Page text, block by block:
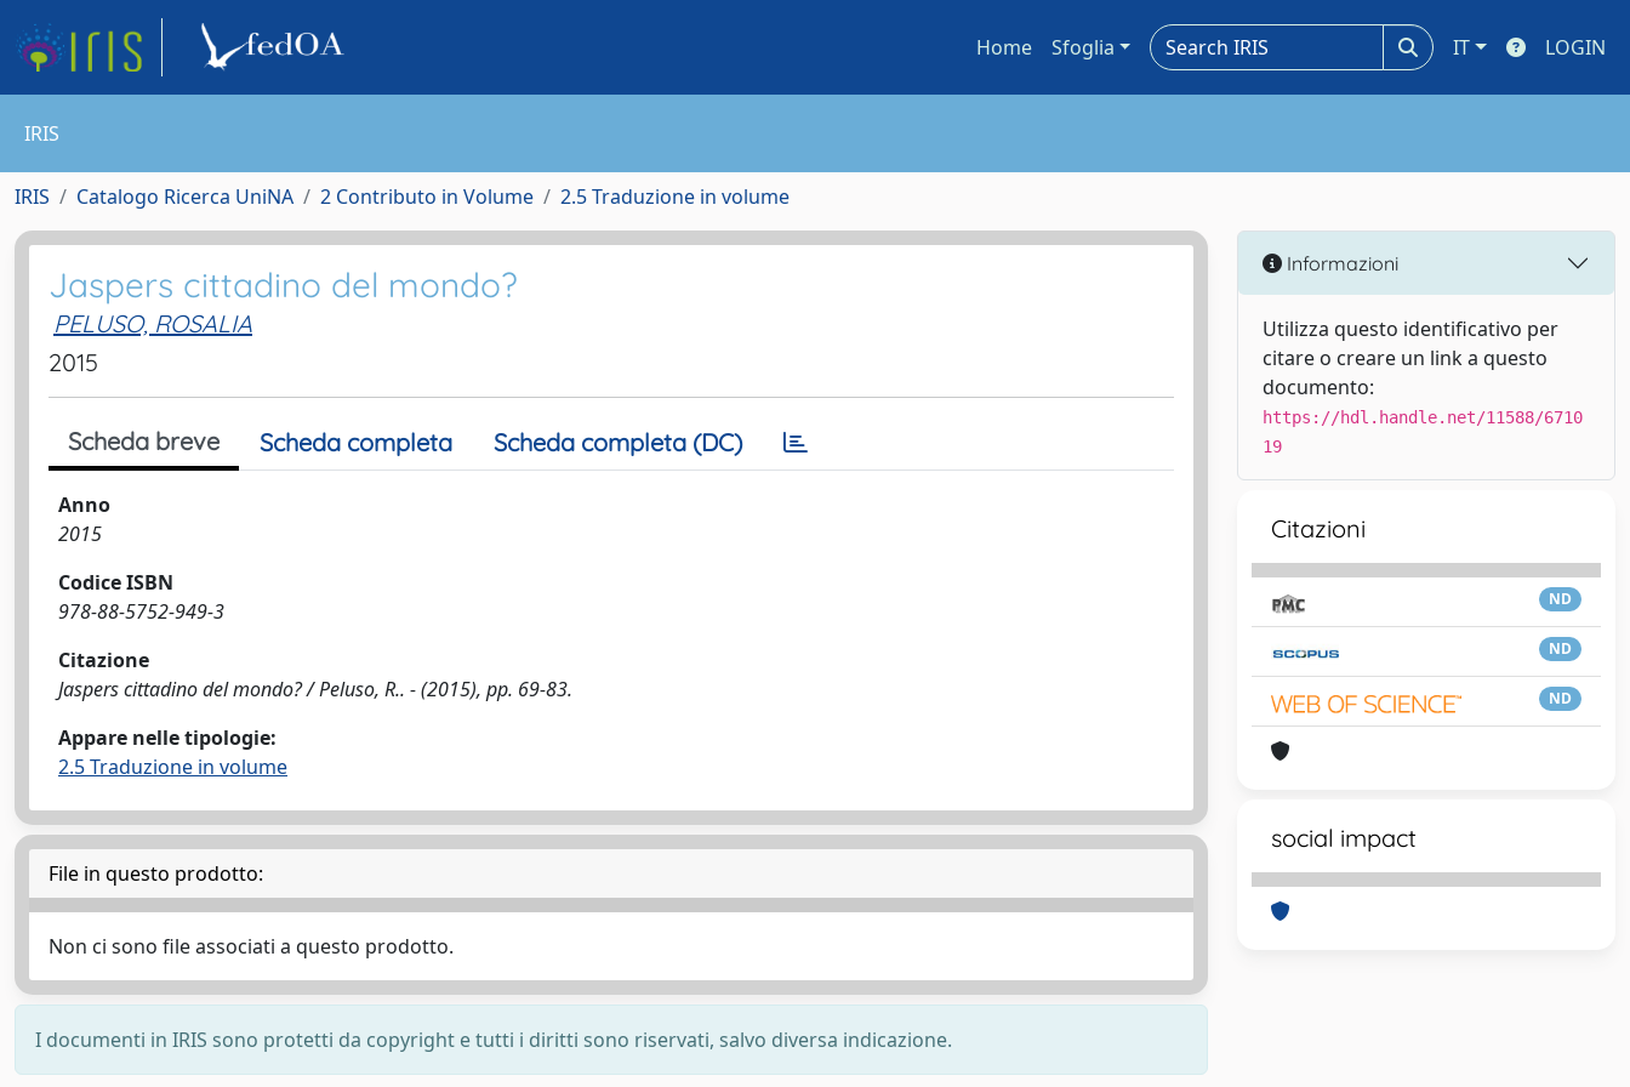
Home Sfoglia IT LOGIN
IRIS
IRIS Catalogo Ricerca UniNA 2 Contributo in Volume 2.5 Traduzione in volume
Jaspers cittadino del mondo?
PELUSO, ROSALIA
2015
Scheda breve Scheda completa Scheda completa (DC)
Anno
2015
Codice ISBN
978-88-5752-949-3
Citazione
Jaspers cittadino del mondo? / Peluso, R.. - (2015), pp. 69-83.
Appare nelle tipologie:
2.5 Traduzione in volume
File in questo prodotto:
Non ci sono file associati a questo prodotto.
I documenti in IRIS sono protetti da copyright e tutti i diritti sono riservati, salvo diversa indicazione.
Informazioni
Utilizza questo identificativo per
citare o creare un link a questo
documento:
https://hdl.handle.net/11588/6710
19
Citazioni
ND
ND
ND
social impact